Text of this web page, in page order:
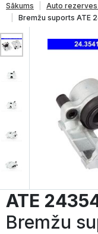
Sākums
Auto rezerves
Bremžu suports ATE
ATE
Bremžu